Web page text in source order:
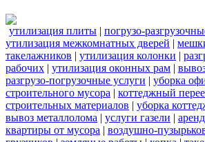
утилизация плиты | погрузо-
утилизация межкомнатных дверей |
такелажников | утилизация колонки |
рабочих | утилизация оконных рам |
разгрузо-погрузочные услуги | уборка
строительного мусора | коттеджный
строительных материалов | уборка
вывоз металлолома | услуги газели |
квартиры от мусора | воздушно-